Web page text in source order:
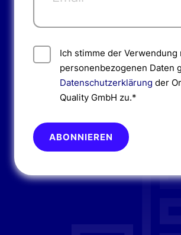
Ich stimme der Verwendung
personenbezogenen Daten
Datenschutzerklärung der
Quality GmbH zu.*
Bitte nicht ausfüllen.